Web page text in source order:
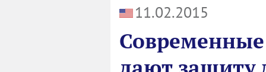
11.02.2015